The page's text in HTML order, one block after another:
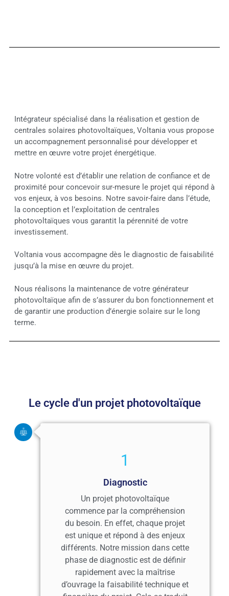
Intégrateur spécialisé dans la réalisation et gestion de
centrales solaires photovoltaïques, Voltania vous propose
un accompagnement personnalisé pour développer et
mettre en œuvre votre projet énergétique.
Notre volonté est d’établir une relation de confiance et de
proximité pour concevoir sur-mesure le projet qui répond à
vos enjeux, à vos besoins. Notre savoir-faire dans l’étude,
la conception et l’exploitation de centrales
photovoltaïques vous garantit la pérennité de votre
investissement.
Voltania vous accompagne dès le diagnostic de faisabilité
jusqu’à la mise en œuvre du projet.
Nous réalisons la maintenance de votre générateur
photovoltaïque afin de s’assurer du bon fonctionnement et
de garantir une production d’énergie solaire sur le long
terme.
Le cycle d'un projet photovoltaïque
1
Diagnostic
Un projet photovoltaïque
commence par la compréhension
du besoin. En effet, chaque projet
est unique et répond à des enjeux
différents. Notre mission dans cette
phase de diagnostic est de définir
rapidement avec la maîtrise
d’ouvrage la faisabilité technique et